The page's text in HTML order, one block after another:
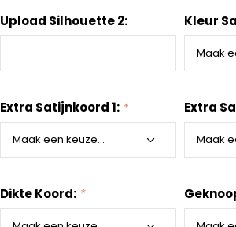
Upload Silhouette 2: Kleur
Extra Satijnkoord 1: * Extra
Dikte Koord: *